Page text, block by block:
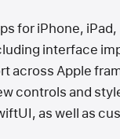
for iPhone, iPad,
interface
across Apple
controls and
as well as